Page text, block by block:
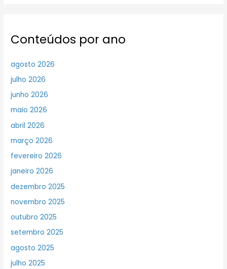
Conteúdos por ano
agosto 2026
julho 2026
junho 2026
maio 2026
abril 2026
março 2026
fevereiro 2026
janeiro 2026
dezembro 2025
novembro 2025
outubro 2025
setembro 2025
agosto 2025
julho 2025